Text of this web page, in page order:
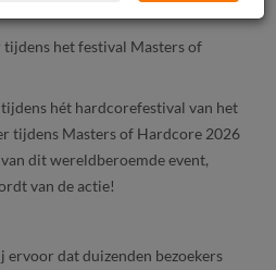
het festival Masters of
hét hardcorefestival van het
tijdens Masters of Hardcore 2026
dit wereldberoemde event,
van de actie!
dat duizenden bezoekers